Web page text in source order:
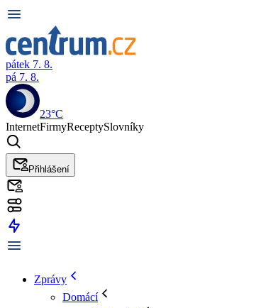
pátek 7. 8.
pá 7. 8.
23°C
InternetFirmyReceptySlovníky
Přihlášení
Zprávy
Domácí